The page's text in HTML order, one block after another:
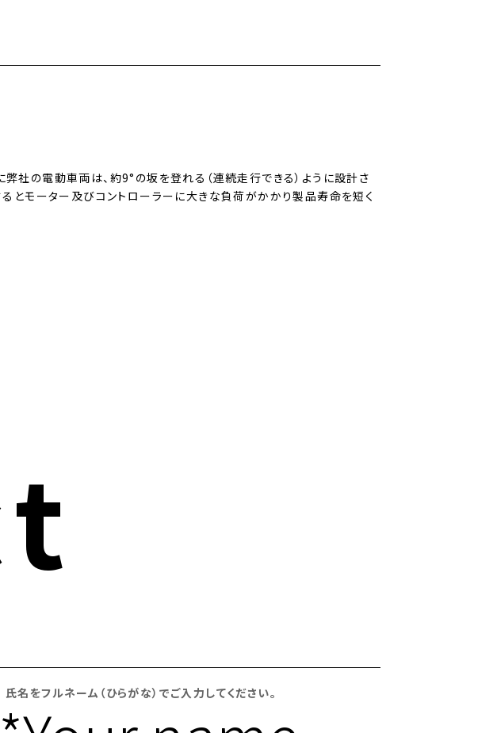
社の電動車両は、約9°の坂を登れる（連続走行できる）ように設計さ
とモーター及びコントローラーに大きな負荷がかかり製品寿命を短く
氏名をフルネーム（ひらがな）でご入力してください。